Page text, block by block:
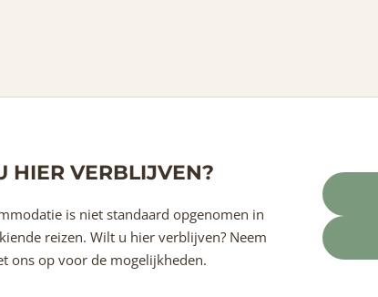
HIER VERBLIJVEN?
is niet standaard opgenomen in
reizen. Wilt u hier verblijven? Neem
ons op voor de mogelijkheden.